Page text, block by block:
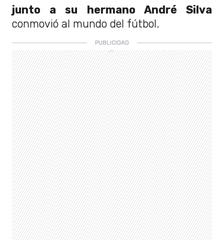
junto a su hermano André Silva
conmovió al mundo del fútbol.